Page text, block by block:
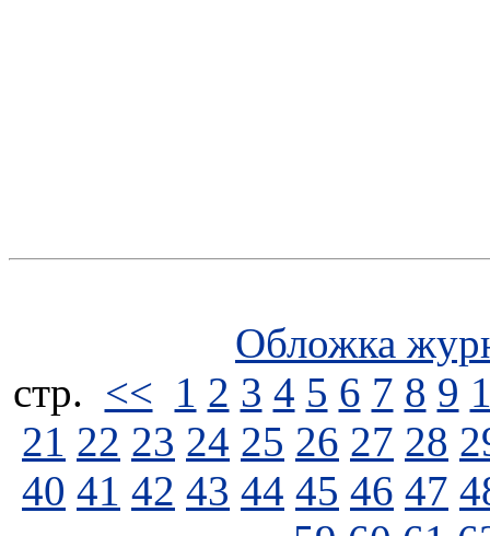
Обложка
стp. << 1 2 3 4 5 6 7 8 9
21 22 23 24 25 26 27 28
40 41 42 43 44 45 46 47